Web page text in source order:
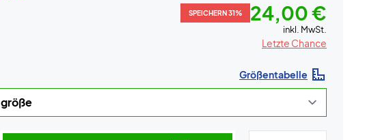
SPEICHERN 31% 24,00 €
inkl. MwSt.
Letzte Chance
Größentabelle